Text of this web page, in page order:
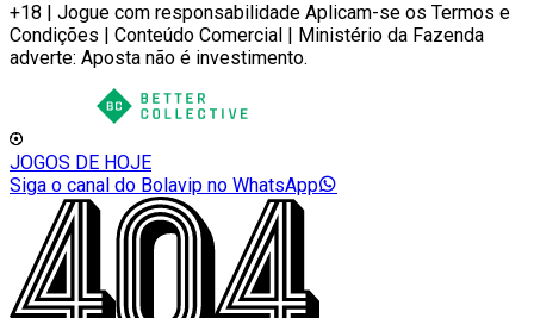
+18 | Jogue com responsabilidade Aplicam-se os Termos e
Condições | Conteúdo Comercial | Ministério da Fazenda
adverte: Aposta não é investimento.
JOGOS DE HOJE
Siga o canal do Bolavip no WhatsApp